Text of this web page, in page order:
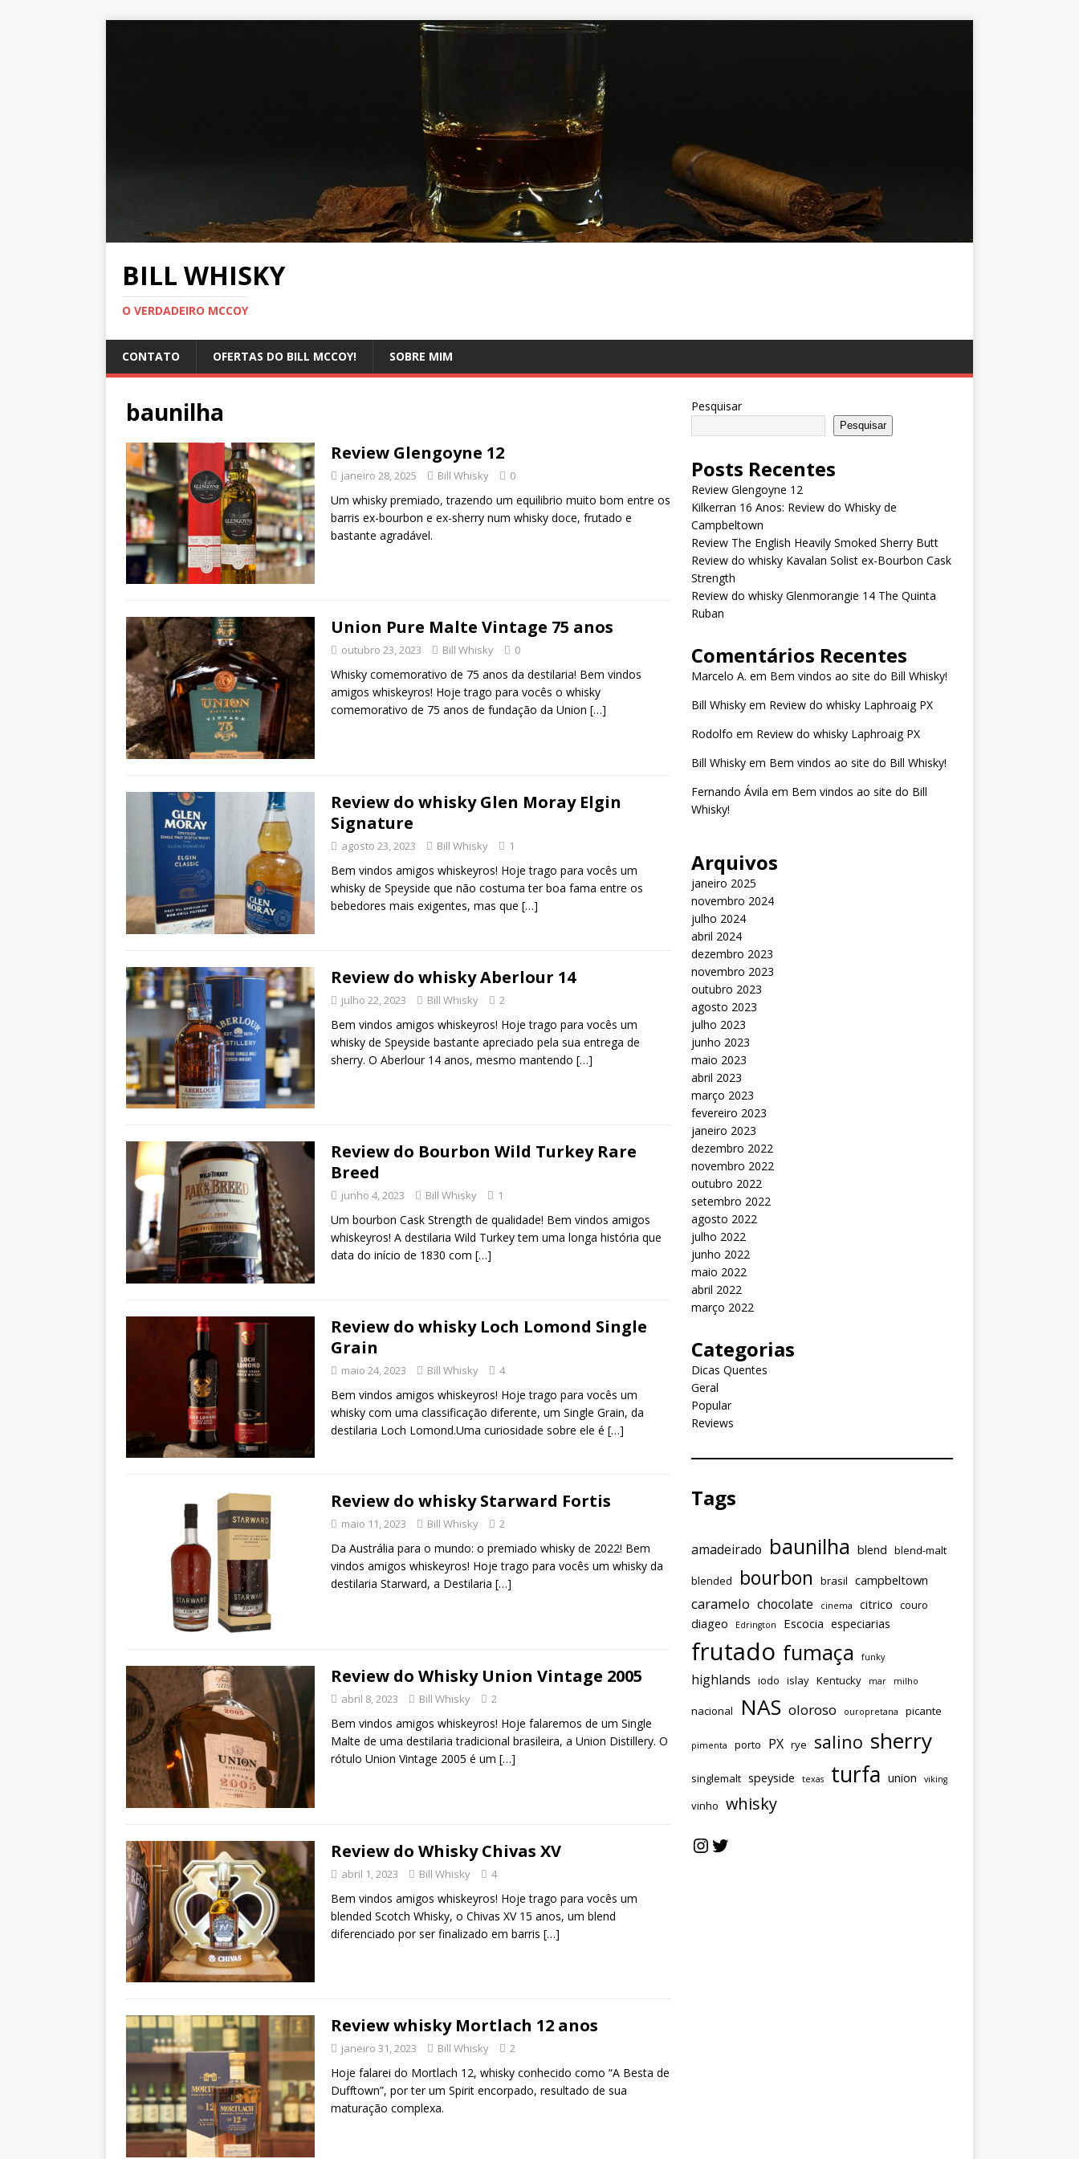
BILL WHISKY
O VERDADEIRO MCCOY
CONTATO OFERTAS DO BILL MCCOY! SOBRE MIM
baunilha
Review Glengoyne 12
janeiro 28, 2025 Bill Whisky 0
Um whisky premiado, trazendo um equilibrio muito bom entre os
barris ex-bourbon e ex-sherry num whisky doce, frutado e
bastante agradável.
Union Pure Malte Vintage 75 anos
outubro 23, 2023 Bill Whisky 0
Whisky comemorativo de 75 anos da destilaria! Bem vindos
amigos whiskeyros! Hoje trago para vocês o whisky
comemorativo de 75 anos de fundação da Union […]
Review do whisky Glen Moray Elgin
Signature
agosto 23, 2023 Bill Whisky 1
Bem vindos amigos whiskeyros! Hoje trago para vocês um
whisky de Speyside que não costuma ter boa fama entre os
bebedores mais exigentes, mas que […]
Review do whisky Aberlour 14
julho 22, 2023 Bill Whisky 2
Bem vindos amigos whiskeyros! Hoje trago para vocês um
whisky de Speyside bastante apreciado pela sua entrega de
sherry. O Aberlour 14 anos, mesmo mantendo […]
Review do Bourbon Wild Turkey Rare
Breed
junho 4, 2023 Bill Whisky 1
Um bourbon Cask Strength de qualidade! Bem vindos amigos
whiskeyros! A destilaria Wild Turkey tem uma longa história que
data do início de 1830 com […]
Review do whisky Loch Lomond Single
Grain
maio 24, 2023 Bill Whisky 4
Bem vindos amigos whiskeyros! Hoje trago para vocês um
whisky com uma classificação diferente, um Single Grain, da
destilaria Loch Lomond.Uma curiosidade sobre ele é […]
Review do whisky Starward Fortis
maio 11, 2023 Bill Whisky 2
Da Austrália para o mundo: o premiado whisky de 2022! Bem
vindos amigos whiskeyros! Hoje trago para vocês um whisky da
destilaria Starward, a Destilaria […]
Review do Whisky Union Vintage 2005
abril 8, 2023 Bill Whisky 2
Bem vindos amigos whiskeyros! Hoje falaremos de um Single
Malte de uma destilaria tradicional brasileira, a Union Distillery. O
rótulo Union Vintage 2005 é um […]
Review do Whisky Chivas XV
abril 1, 2023 Bill Whisky 4
Bem vindos amigos whiskeyros! Hoje trago para vocês um
blended Scotch Whisky, o Chivas XV 15 anos, um blend
diferenciado por ser finalizado em barris […]
Review whisky Mortlach 12 anos
janeiro 31, 2023 Bill Whisky 2
Hoje falarei do Mortlach 12, whisky conhecido como “A Besta de
Dufftown”, por ter um Spirit encorpado, resultado de sua
maturação complexa.
Pesquisar
Pesquisar
Posts Recentes
Review Glengoyne 12
Kilkerran 16 Anos: Review do Whisky de
Campbeltown
Review The English Heavily Smoked Sherry Butt
Review do whisky Kavalan Solist ex-Bourbon Cask
Strength
Review do whisky Glenmorangie 14 The Quinta
Ruban
Comentários Recentes
Marcelo A. em Bem vindos ao site do Bill Whisky!
Bill Whiskyem Review do whisky Laphroaig PX
Rodolfo em Review do whisky Laphroaig PX
Bill Whiskyem Bem vindos ao site do Bill Whisky!
Fernando Ávila em Bem vindos ao site do Bill
Whisky!
Arquivos
janeiro 2025
novembro 2024
julho 2024
abril 2024
dezembro 2023
novembro 2023
outubro 2023
agosto 2023
julho 2023
junho 2023
maio 2023
abril 2023
março 2023
fevereiro 2023
janeiro 2023
dezembro 2022
novembro 2022
outubro 2022
setembro 2022
agosto 2022
julho 2022
junho 2022
maio 2022
abril 2022
março 2022
Categorias
Dicas Quentes
Geral
Popular
Reviews
Tags
amadeirado baunilha blend blend-malt
blended bourbon brasil campbeltown
caramelo chocolate cinema citrico couro
diageo Edrington Escocia especiarias
frutado fumaça funky
highlands iodo islay Kentucky mar milho
nacional NAS oloroso ouropretana picante
pimenta porto PX rye salino sherry
singlemalt speyside texas turfa union viking
vinho whisky